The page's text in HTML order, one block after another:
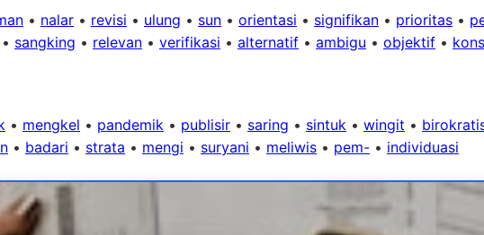
• nalar • revisi • ulung • sun • orientasi • signifikan • prioritas •
• sangking • relevan • verifikasi • alternatif • ambigu • objektif •
• mengkel • pandemik • publisir • saring • sintuk • wingit •
• badari • strata • mengi • suryani • meliwis • pem- • individuasi